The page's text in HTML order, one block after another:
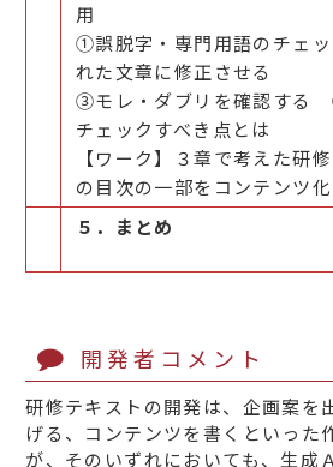
用
①誤脱字・専門用語のチェ
れた文章に修正させる
③モレ・ダブリを確認する
チェックすべき点とは
【ワーク】３章で考えた研
の目次の一部をコンテンツ化
５．まとめ
開発者コメント
研修テキストの開発は、企画案を
げる、コンテンツを書くといった
が、そのいずれにおいても、生成